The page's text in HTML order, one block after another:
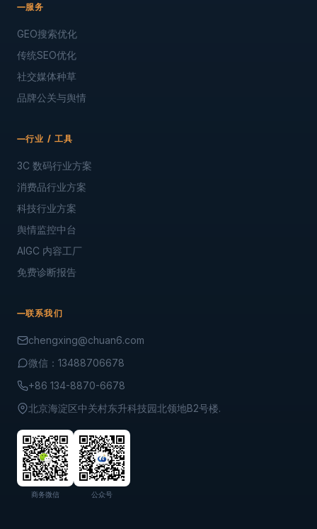
服务
GEO搜索优化
传统SEO优化
社交媒体种草
品牌公关与舆情
行业 / 工具
3C 数码行业方案
消费品行业方案
科技行业方案
舆情监控中台
AIGC 内容工厂
免费诊断报告
联系我们
chengxing@chuan6.com
微信：13488706678
+86 134-8870-6678
北京海淀区中关村东升科技园北领地B2号楼.
商务微信 公众号